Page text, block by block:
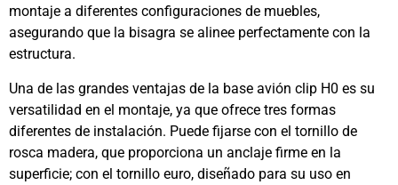
montaje a diferentes configuraciones de muebles,
asegurando que la bisagra se alinee perfectamente con la
estructura.
Una de las grandes ventajas de la base avión clip H0 es su
versatilidad en el montaje, ya que ofrece tres formas
diferentes de instalación. Puede fijarse con el tornillo de
rosca madera, que proporciona un anclaje firme en la
superficie; con el tornillo euro, diseñado para su uso en